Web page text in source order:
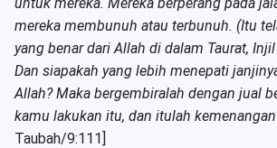
mereka membunuh atau terbunuh. (Itu
yang benar dari Allah di dalam Taurat,
Dan siapakah yang lebih menepati
Allah? Maka bergembiralah dengan jual
kamu lakukan itu, dan itulah kemenangan
Taubah/9:111]